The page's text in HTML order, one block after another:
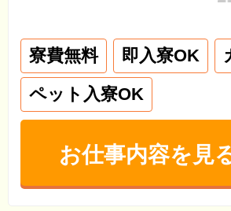
寮費無料 即入寮OK
ペット入寮OK
お仕事内容を見